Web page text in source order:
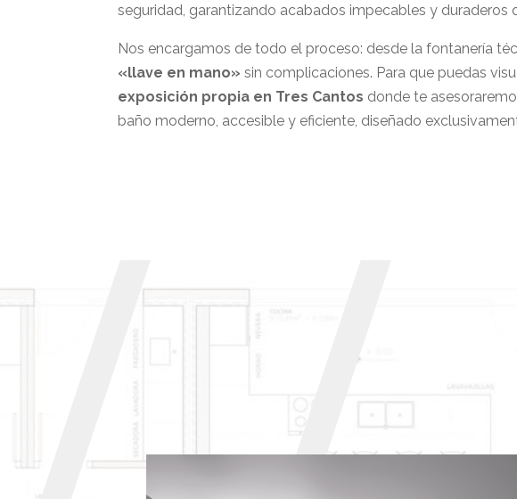
seguridad, garantizando acabados impecables y duraderos
Nos encargamos de todo el proceso: desde la fontanería
«llave en mano» sin complicaciones. Para que puedas
exposición propia en Tres Cantos donde te
baño moderno, accesible y eficiente, diseñado